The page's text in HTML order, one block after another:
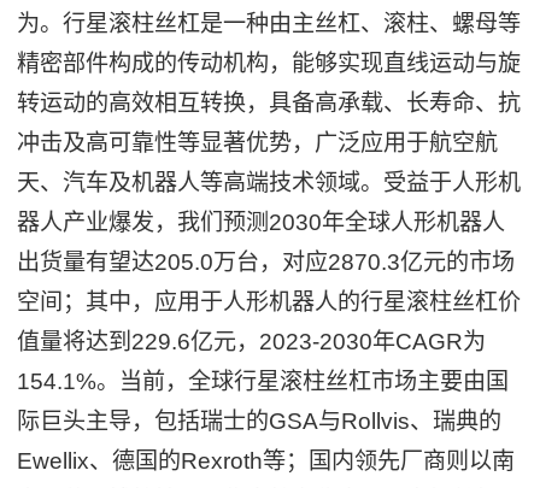
为。行星滚柱丝杠是一种由主丝杠、滚柱、螺母等
精密部件构成的传动机构，能够实现直线运动与旋
转运动的高效相互转换，具备高承载、长寿命、抗
冲击及高可靠性等显著优势，广泛应用于航空航
天、汽车及机器人等高端技术领域。受益于人形机
器人产业爆发，我们预测2030年全球人形机器人
出货量有望达205.0万台，对应2870.3亿元的市场
空间；其中，应用于人形机器人的行星滚柱丝杠价
值量将达到229.6亿元，2023-2030年CAGR为
154.1%。当前，全球行星滚柱丝杠市场主要由国
际巨头主导，包括瑞士的GSA与Rollvis、瑞典的
Ewellix、德国的Rexroth等；国内领先厂商则以南